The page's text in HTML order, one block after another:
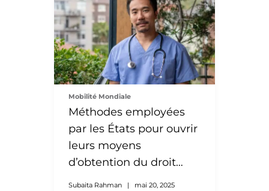
Mobilité Mondiale
Méthodes employées
par les États pour ouvrir
leurs moyens
d’obtention du droit
d’exercer
Subaita Rahman | mai 20, 2025